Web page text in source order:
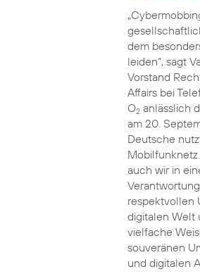
dem
leiden“, sagt
Vorstand
Affairs bei
O2anlässlich
am 20.
Deutsche
auch wir in
respektvollen
digitalen Welt
vielfache
souveränen
und digitalen